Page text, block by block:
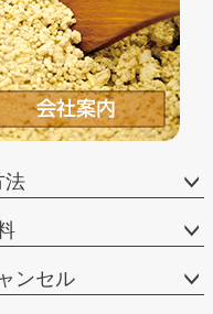
法
ンセル